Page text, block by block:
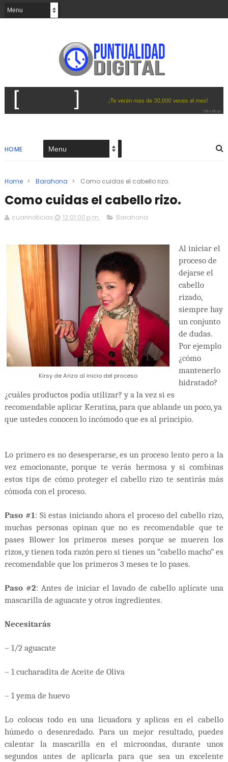
HOME
Home > Barahona > Como cuidas el cabello rizo.
Como cuidas el cabello rizo.
cuarinoticias 12:01:00 p.m. Barahona
Kirsy de Ariza al inicio del proceso
Al iniciar el
proceso de
dejarse el
cabello
rizado,
siempre hay
un conjunto
de dudas.
Por ejemplo
¿cómo
mantenerlo
hidratado?
¿cuáles productos podía utilizar? y a la vez si es
recomendable aplicar Keratina, para que ablande un poco, ya
que ustedes conocen lo incómodo que es al principio.
Lo primero es no desesperarse, es un proceso lento pero a la
vez emocionante, porque te verás hermosa y si combinas
estos tips de cómo proteger el cabello rizo te sentirás más
cómoda con el proceso.
Paso #1: Si estas iniciando ahora el proceso del cabello rizo,
muchas personas opinan que no es recomendable que te
pases Blower los primeros meses porque se mueren los
rizos, y tienen toda razón pero si tienes un “cabello macho” es
recomendable que los primeros 3 meses te lo pases.
Paso #2: Antes de iniciar el lavado de cabello aplícate una
mascarilla de aguacate y otros ingredientes.
Necesitarás
– 1/2 aguacate
– 1 cucharadita de Aceite de Oliva
– 1 yema de huevo
Lo colocas todo en una licuadora y aplicas en el cabello
húmedo o desenredado. Para un mejor resultado, puedes
calentar la mascarilla en el microondas, durante unos
segundos antes de aplicarla para que sea un excelente